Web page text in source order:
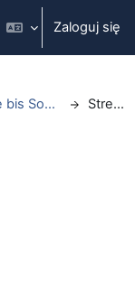
Zaloguj się
Ältere Kurse bis Sommersemester 2021 Streszczenie